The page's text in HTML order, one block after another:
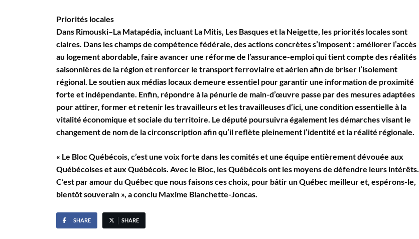
Priorités locales
Dans Rimouski–La Matapédia, incluant La Mitis, Les Basques et la Neigette, les priorités locales sont
claires. Dans les champs de compétence fédérale, des actions concrètes s’imposent : améliorer l’accès
au logement abordable, faire avancer une réforme de l’assurance-emploi qui tient compte des réalités
saisonnières de la région et renforcer le transport ferroviaire et aérien afin de briser l’isolement
régional. Le soutien aux médias locaux demeure essentiel pour garantir une information de proximité
forte et indépendante. Enfin, répondre à la pénurie de main-d’œuvre passe par des mesures adaptées
pour attirer, former et retenir les travailleurs et les travailleuses d’ici, une condition essentielle à la
vitalité économique et sociale du territoire. Le député poursuivra également les démarches visant le
changement de nom de la circonscription afin qu’il reflète pleinement l’identité et la réalité régionale.
« Le Bloc Québécois, c’est une voix forte dans les comités et une équipe entièrement dévouée aux
Québécoises et aux Québécois. Avec le Bloc, les Québécois ont les moyens de défendre leurs intérêts.
C’est par amour du Québec que nous faisons ces choix, pour bâtir un Québec meilleur et, espérons-le,
bientôt souverain », a conclu Maxime Blanchette-Joncas.
SHARE SHARE